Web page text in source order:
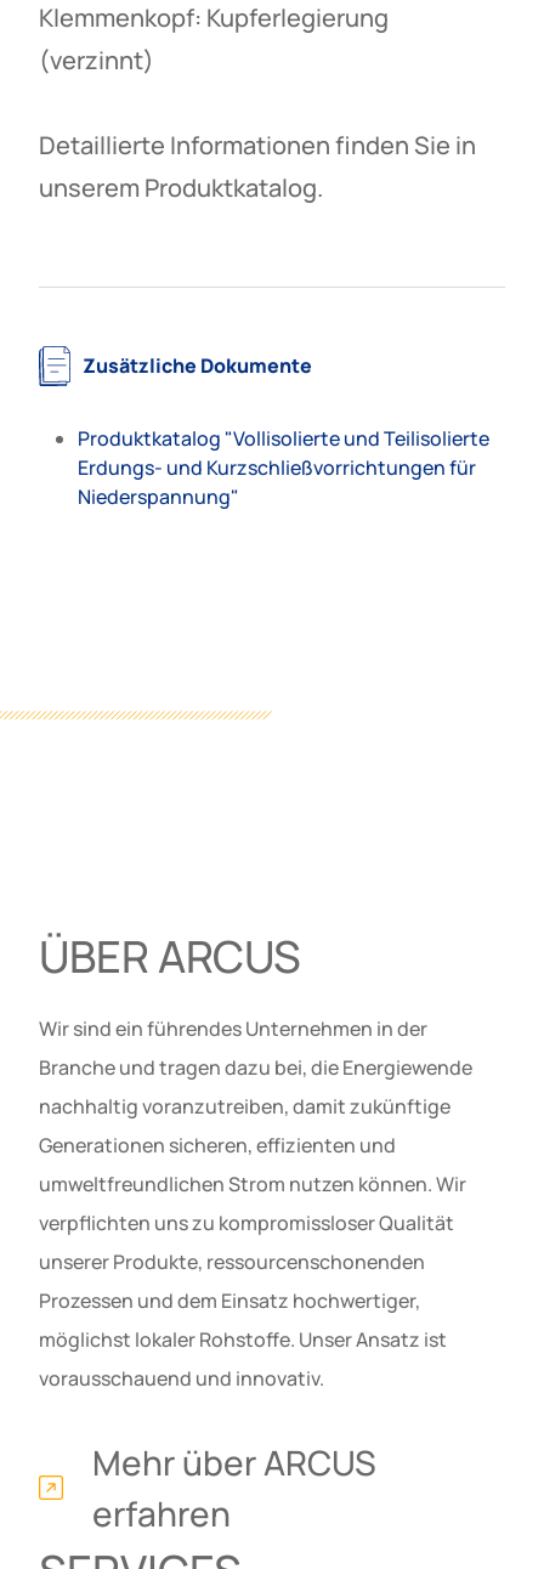
Klemmenkopf: Kupferlegierung
(verzinnt)
Detaillierte Informationen finden Sie in
unserem Produktkatalog.
Zusätzliche Dokumente
Produktkatalog "Vollisolierte und Teilisolierte
Erdungs- und Kurzschließvorrichtungen für
Niederspannung"
ÜBER ARCUS
Wir sind ein führendes Unternehmen in der
Branche und tragen dazu bei, die Energiewende
nachhaltig voranzutreiben, damit zukünftige
Generationen sicheren, effizienten und
umweltfreundlichen Strom nutzen können. Wir
verpflichten uns zu kompromissloser Qualität
unserer Produkte, ressourcenschonenden
Prozessen und dem Einsatz hochwertiger,
möglichst lokaler Rohstoffe. Unser Ansatz ist
vorausschauend und innovativ.
Mehr über ARCUS
erfahren